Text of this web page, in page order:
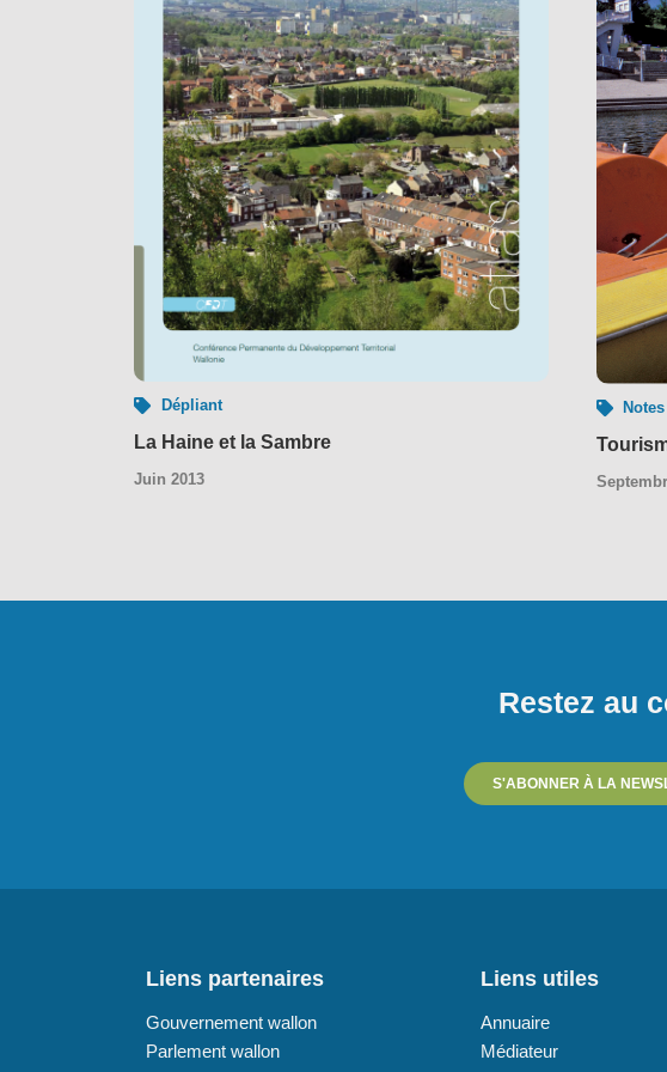
Dépliant
La Haine et la Sambre
Juin 2013
Restez au
S'ABONNER À LA
Liens partenaires
Gouvernement wallon
Parlement wallon
Liens utiles
Annuaire
Médiateur